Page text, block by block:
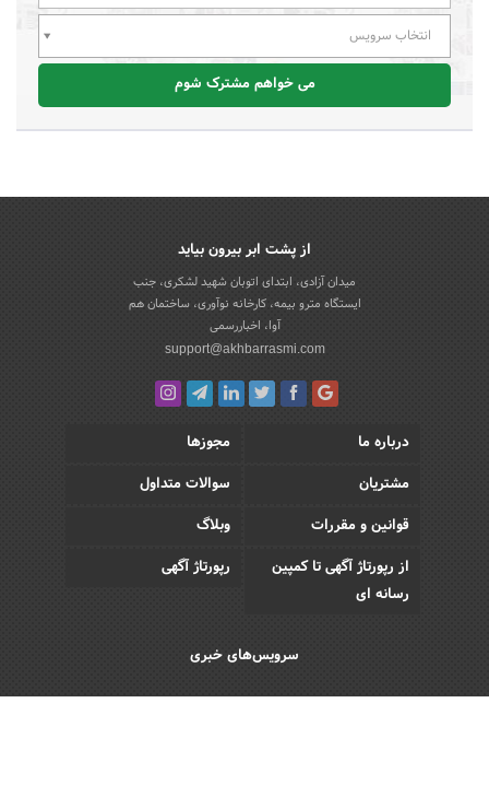
انتخاب سرویس
می خواهم مشترک شوم
از پشت ابر بیرون بیاید
میدان آزادی، ابتدای اتوبان شهید لشکری، جنب
ایستگاه مترو بیمه، کارخانه نوآوری، ساختمان هم
آوا، اخباررسمی
support@akhbarrasmi.com
درباره ما
مجوزها
مشتریان
سوالات متداول
قوانین و مقررات
وبلاگ
از رپورتاژ آگهی تا کمپین
رسانه ای
رپورتاژ آگهی
سرویس‌های خبری